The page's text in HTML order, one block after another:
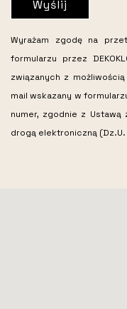
Wyślij
Wyrażam zgodę na
formularzu przez
związanych z
mail wskazany w
numer, zgodnie z Ustawą
drogą elektroniczną (Dz.U.